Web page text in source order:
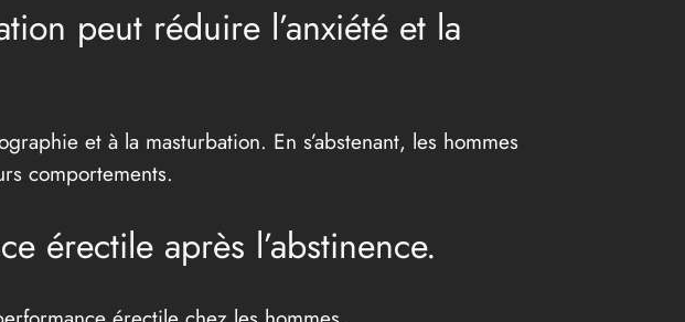
peut réduire l’anxiété et la
et à la masturbation. En s’abstenant, les hommes
comportements.
érectile après l’abstinence.